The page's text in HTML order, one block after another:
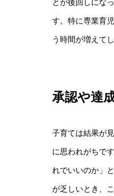
とが後回しにな
す。特に専業育
う時間が増えて
承認や達
子育ては結果が
に思われがちで
れでいいのか」
が乏しいとき、